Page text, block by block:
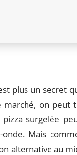
plus un secret
marché, on peut
pizza surgelée
onde. Mais
alternative au